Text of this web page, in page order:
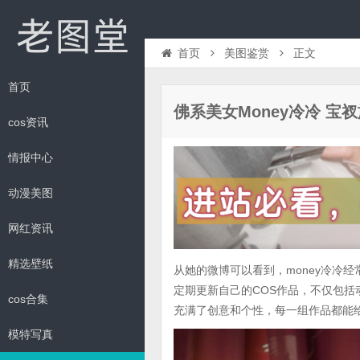
首页
cos资讯
情报中心
动漫美图
网红资讯
精选壁纸
cos合集
模特写真
首页 美图鉴赏 正文
佛系美女Money冷冷 宝
从她的微博可以看到，money冷冷
定期更新自己的COS作品，不仅包
充满了创意和个性，每一组作品都能